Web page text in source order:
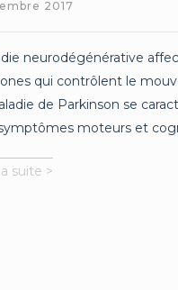
2017
neurodégénérative
qui contrôlent le
de Parkinson se
moteurs et
suite >